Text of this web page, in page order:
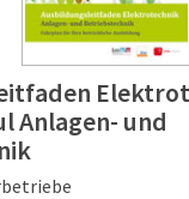
Anlagen- und